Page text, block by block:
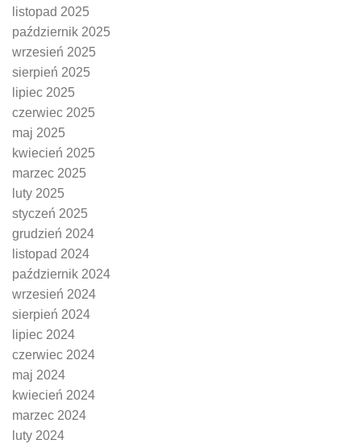
listopad 2025
październik 2025
wrzesień 2025
sierpień 2025
lipiec 2025
czerwiec 2025
maj 2025
kwiecień 2025
marzec 2025
luty 2025
styczeń 2025
grudzień 2024
listopad 2024
październik 2024
wrzesień 2024
sierpień 2024
lipiec 2024
czerwiec 2024
maj 2024
kwiecień 2024
marzec 2024
luty 2024